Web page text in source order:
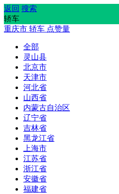
返回 搜索
轿车
重庆市 轿车 点赞量
全部
灵山县
北京市
天津市
河北省
山西省
内蒙古自治区
辽宁省
吉林省
黑龙江省
上海市
江苏省
浙江省
安徽省
福建省